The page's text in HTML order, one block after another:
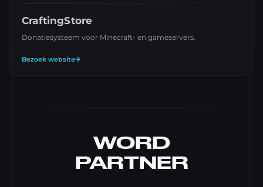
CraftingStore
Donatiesysteem voor Minecraft- en gameservers.
Bezoek website
WORD
PARTNER